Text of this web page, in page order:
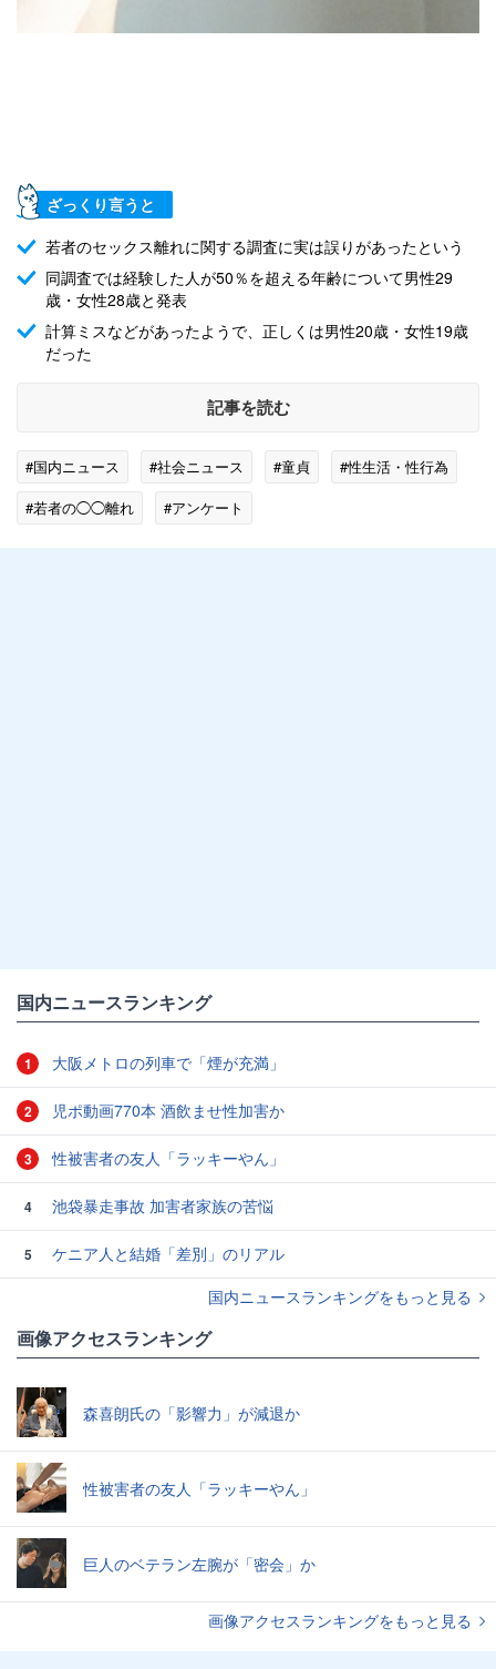
ざっくり言うと
若者のセックス離れに関する調査に実は誤りがあったという
同調査では経験した人が50％を超える年齢について男性29
歳・女性28歳と発表
計算ミスなどがあったようで、正しくは男性20歳・女性19歳
だった
記事を読む
#国内ニュース #社会ニュース #童貞
#性生活・性行為
#若者の◯◯離れ
#アンケート
国内ニュースランキング
1 大阪メトロの列車で「煙が充満」
2 児ポ動画770本 酒飲ませ性加害か
3 性被害者の友人「ラッキーやん」
4 池袋暴走事故 加害者家族の苦悩
5
ケニア人と結婚「差別」のリアル
国内ニュースランキングをもっと見る
画像アクセスランキング
森喜朗氏の「影響力」が減退か
性被害者の友人「ラッキーやん」
巨人のベテラン左腕が「密会」か
画像アクセスランキングをもっと見る